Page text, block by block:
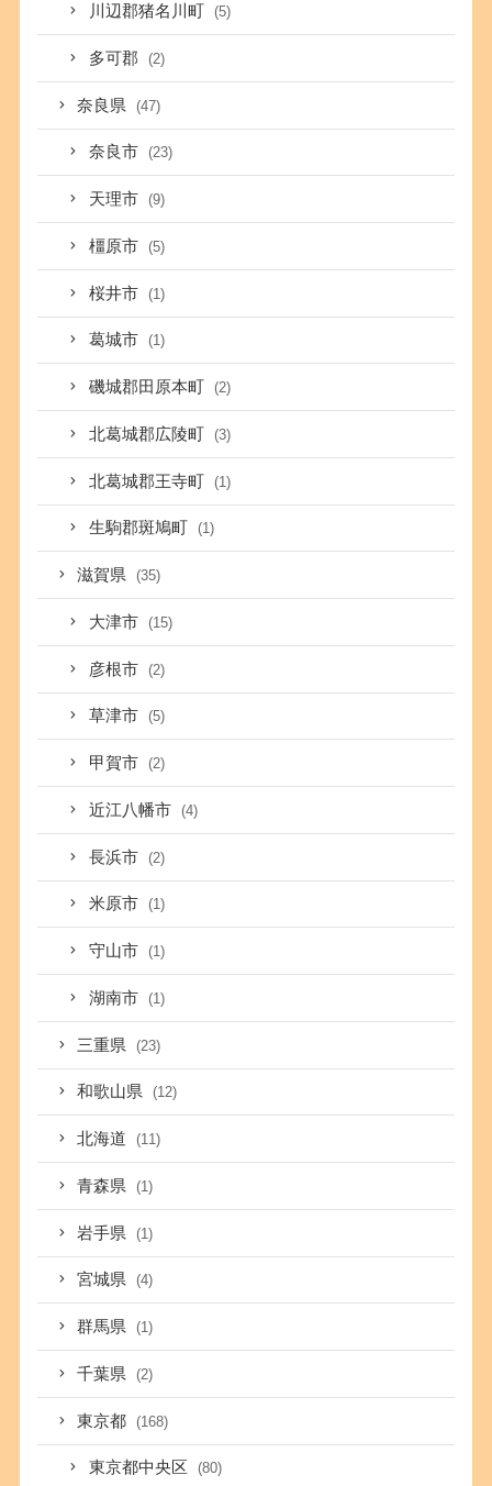
川辺郡猪名川町 (5)
多可郡 (2)
奈良県 (47)
奈良市 (23)
天理市 (9)
橿原市 (5)
桜井市 (1)
葛城市 (1)
磯城郡田原本町 (2)
北葛城郡広陵町 (3)
北葛城郡王寺町 (1)
生駒郡斑鳩町 (1)
滋賀県 (35)
大津市 (15)
彦根市 (2)
草津市 (5)
甲賀市 (2)
近江八幡市 (4)
長浜市 (2)
米原市 (1)
守山市 (1)
湖南市 (1)
三重県 (23)
和歌山県 (12)
北海道 (11)
青森県 (1)
岩手県 (1)
宮城県 (4)
群馬県 (1)
千葉県 (2)
東京都 (168)
東京都中央区 (80)